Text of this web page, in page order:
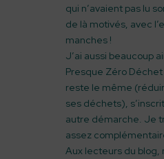
qui n’avaient pas lu
de là motivés, avec
manches !
J’ai aussi beaucoup
Presque Zéro
reste le même
ses déchets),
autre démarche. Je
assez
Aux lecteurs du blog,